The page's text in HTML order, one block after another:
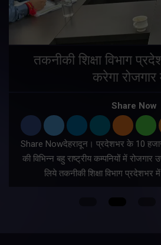
तकनीकी शिक्षा विभाग
करेगा
Share Now
Share Nowदेहरादून। प्रदेशभर के 10
की विभिन्न बहु राष्ट्रीय कम्पनियों में
लिये तकनीकी शिक्षा विभाग प्रदेशभर